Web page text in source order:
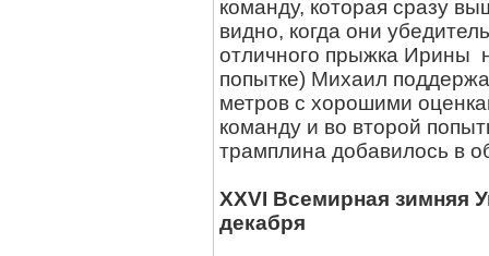
команду, которая сразу
видно, когда они
отличного прыжка Ирины
попытке) Михаил
метров с хорошими
команду и во второй
трамплина добавилось в
XXVI Всемирная зимняя
декабря